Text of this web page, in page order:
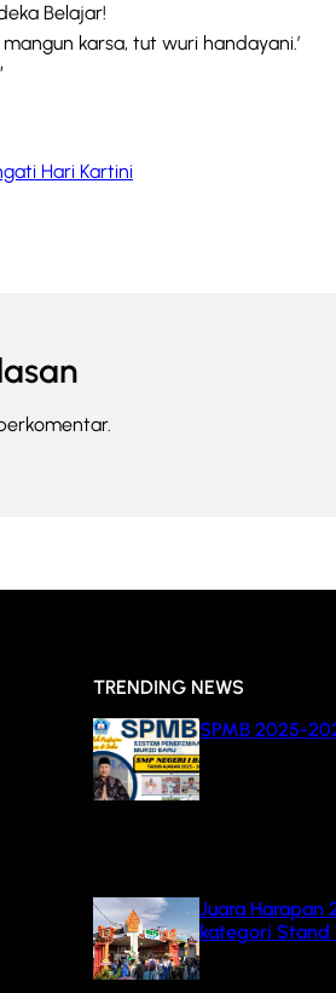
Belajar!
karsa, tut wuri handayani.’
Hari Kartini
TRENDING NEWS
SPMB 2025-
Juara Harapan
kategori Stand